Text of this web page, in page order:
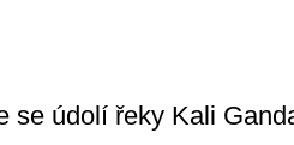
se údolí řeky Kali